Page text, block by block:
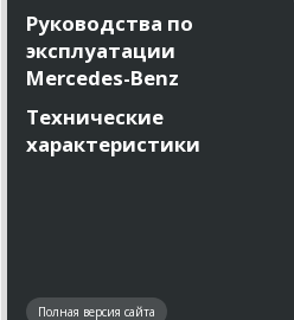
Руководства по
эксплуатации
Mercedes-Benz
Технические
характеристики
Полная версия сайта